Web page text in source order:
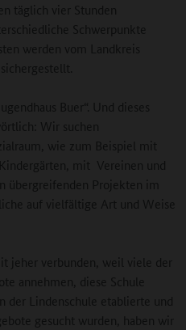
täglich vier Stunden
Schwerpunkte
werden vom Landkreis
Buer“. Und dieses
Wir suchen
wie zum Beispiel mit
mit Vereinen und
übergreifenden Projekten im
auf vielfältige Art und Weise
jeher verbunden, weil viele der
annehmen, diese Schule
der Lindenschule etablierte und
gesucht wurden, haben wir